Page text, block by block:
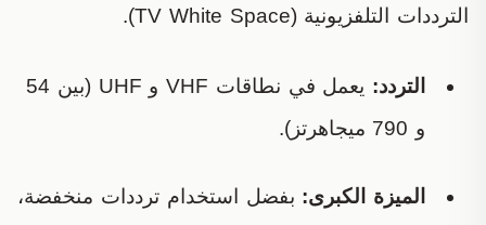
الترددات التلفزيونية (TV White Space).
التردد:
يعمل في نطاقات VHF و UHF (بين 54
و 790 ميجاهرتز).
الميزة الكبرى: بفضل استخدام ترددات منخفضة،